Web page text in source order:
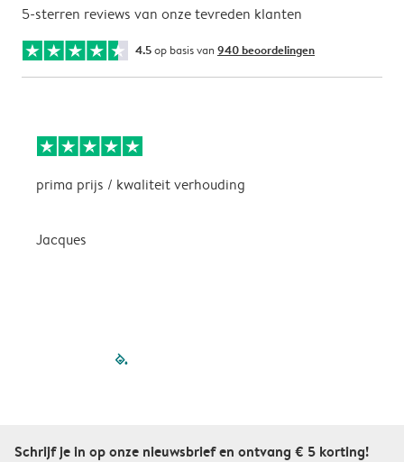
5-sterren reviews van onze tevreden klanten
4.5op basis van 940 beoordelingen
prima prijs / kwaliteit verhouding
Jacques
filled-pagination
Schrijf je in op onze nieuwsbrief en ontvang € 5 korting!